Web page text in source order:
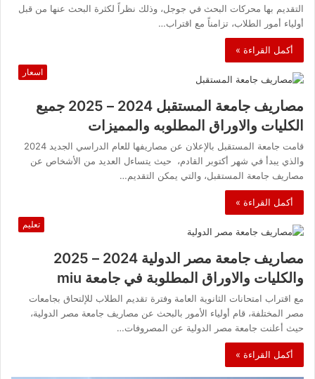
التقديم بها محركات البحث في جوجل، وذلك نظراً لكثرة البحث عنها من قبل
أولياء أمور الطلاب، تزامناً مع اقتراب…
أكمل القراءة »
اسعار
مصاريف جامعة المستقبل 2024 – 2025 جميع
الكليات والاوراق المطلوبه والمميزات
قامت جامعة المستقبل بالإعلان عن مصاريفها للعام الدراسي الجديد 2024
والذي يبدأ في شهر أكتوبر القادم، حيث يتساءل العديد من الأشخاص عن
مصاريف جامعة المستقبل، والتي يمكن التقديم…
أكمل القراءة »
تعليم
مصاريف جامعة مصر الدولية 2024 – 2025
والكليات والاوراق المطلوبة في جامعة miu
مع اقتراب امتحانات الثانوية العامة وفترة تقديم الطلاب للإلتحاق بجامعات
مصر المختلفة، قام أولياء الأمور بالبحث عن مصاريف جامعة مصر الدولية،
حيث أعلنت جامعة مصر الدولية عن المصروفات…
أكمل القراءة »